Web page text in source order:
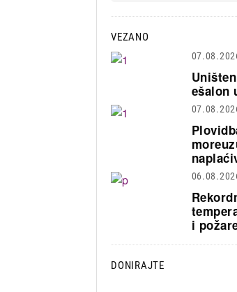
VEZANO
ešalon
i
DONIRAJTE